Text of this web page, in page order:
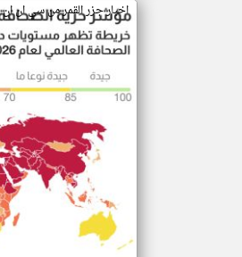
اخبار جزر القمر من سي ان